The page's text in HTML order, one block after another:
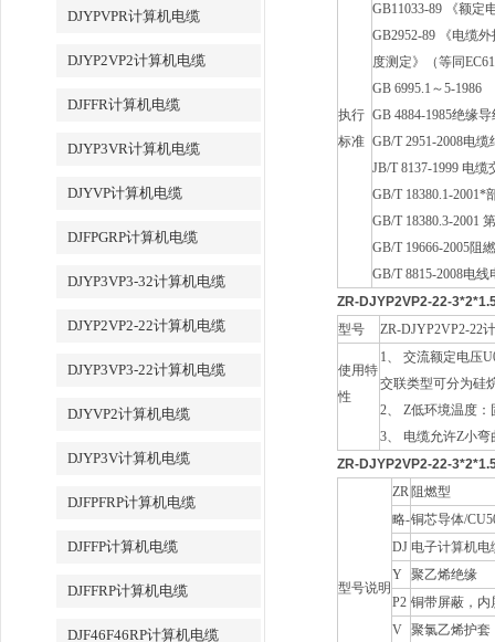
DJYPVPR计算机电缆
DJYP2VP2计算机电缆
DJFFR计算机电缆
DJYP3VR计算机电缆
DJYVP计算机电缆
DJFPGRP计算机电缆
DJYP3VP3-32计算机电缆
DJYP2VP2-22计算机电缆
DJYP3VP3-22计算机电缆
DJYVP2计算机电缆
DJYP3V计算机电缆
DJFPFRP计算机电缆
DJFFP计算机电缆
DJFFRP计算机电缆
DJF46F46RP计算机电缆
执行
标准
GB11033-89 《额定
GB2952-89 《电缆
度测定》（等同
GB 6995.1～5-1986
GB 4884-1985绝缘
GB/T 2951-2008电
JB/T 8137-1999 电
GB/T 18380.1-
GB/T 18380.3-2001
GB/T 19666-2005阻
GB/T 8815-2008电
ZR-DJYP2VP2-22-
型号
ZR-DJYP2VP2-22
使用特
性
1、 交流额定电压
交联类型可分为硅
2、 Z低环境温度
3、 电缆允许Z小
ZR-DJYP2VP2-22-
型号说明
ZR 阻燃型
略-铜芯导体/
DJ 电子计算机电
Y 聚乙烯绝缘
P2 铜带屏蔽，内
V 聚氯乙烯护套